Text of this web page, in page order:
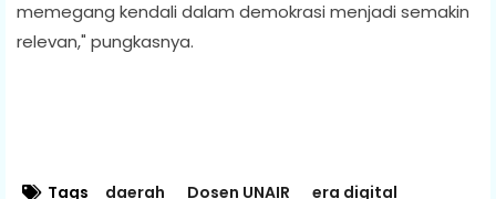
memegang kendali dalam demokrasi menjadi semakin
relevan," pungkasnya.
Tags daerah Dosen UNAIR era digital